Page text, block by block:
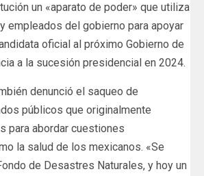
un «aparato de poder» que utiliza
empleados del gobierno para apoyar
oficial al próximo Gobierno de
a la sucesión presidencial en 2024.
denunció el saqueo de
públicos que originalmente
para abordar cuestiones
la salud de los mexicanos. «Se
de Desastres Naturales, y hoy un